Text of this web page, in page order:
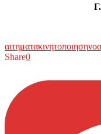
αιτηματακινητοποιηση
Share0